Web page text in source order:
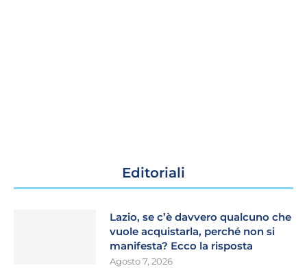
Editoriali
Lazio, se c’è davvero qualcuno che
vuole acquistarla, perché non si
manifesta? Ecco la risposta
Agosto 7, 2026